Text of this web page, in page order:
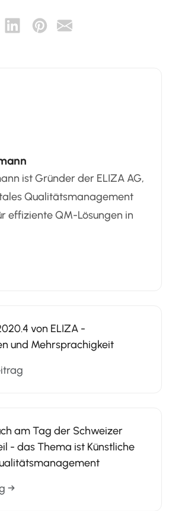
ist Gründer der ELIZA AG,
Qualitätsmanagement
effiziente QM-Lösungen in
von ELIZA -
und Mehrsprachigkeit
am Tag der Schweizer
- das Thema ist Künstliche
→